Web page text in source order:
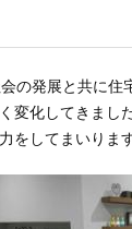
の発展と共に住
変化してきまし
をしてまいります